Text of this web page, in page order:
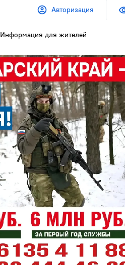
Авторизация
Информация для жителей